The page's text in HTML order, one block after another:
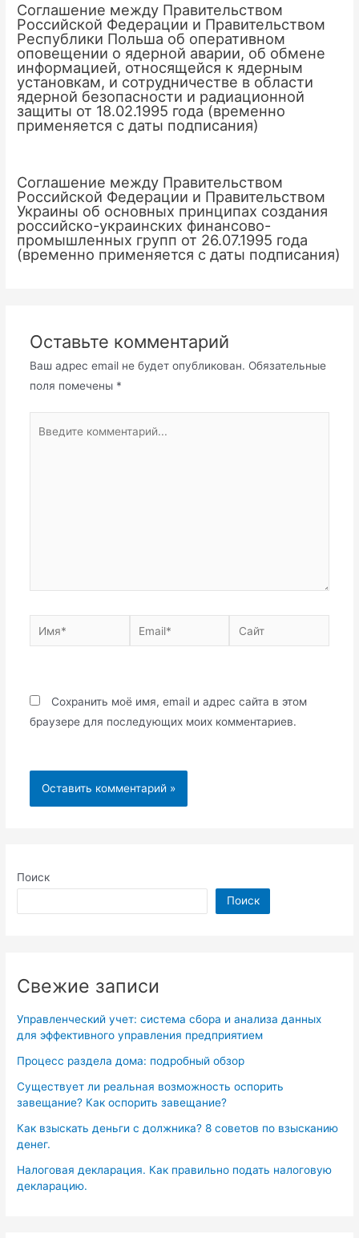
Поиск
Поиск
Свежие записи
Управленческий учет: система сбора и анализа данных
для эффективного управления предприятием
Процесс раздела дома: подробный обзор
Существует ли реальная возможность оспорить
завещание? Как оспорить завещание?
Как взыскать деньги с должника? 8 советов по взысканию
денег.
Налоговая декларация. Как правильно подать налоговую
декларацию.
Соглашение между Правительством
Российской Федерации и Правительством
Республики Польша об оперативном
оповещении о ядерной аварии, об обмене
информацией, относящейся к ядерным
установкам, и сотрудничестве в области
ядерной безопасности и радиационной
защиты от 18.02.1995 года (временно
применяется с даты подписания)
Соглашение между Правительством
Российской Федерации и Правительством
Украины об основных принципах создания
российско-украинских финансово-
промышленных групп от 26.07.1995 года
(временно применяется с даты подписания)
Оставьте комментарий
Ваш адрес email не будет опубликован. Обязательные
поля помечены *
комментарий...
Имя* Email* Сайт
Сохранить моё имя, email и адрес сайта в этом
браузере для последующих моих комментариев.